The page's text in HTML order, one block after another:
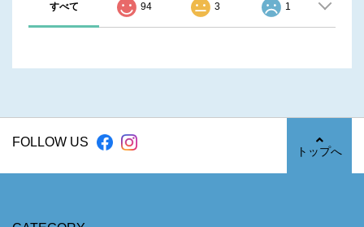
すべて 94 3 1
FOLLOW US
トップへ